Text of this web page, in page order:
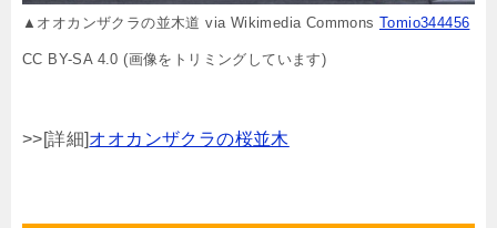
▲オオカンザクラの並木道 via Wikimedia Commons Tomio344456
CC BY-SA 4.0 (画像をトリミングしています)
>>[詳細]オオカンザクラの桜並木